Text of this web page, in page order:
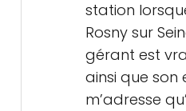
station
Rosny sur
gérant est
ainsi que son
m’adresse